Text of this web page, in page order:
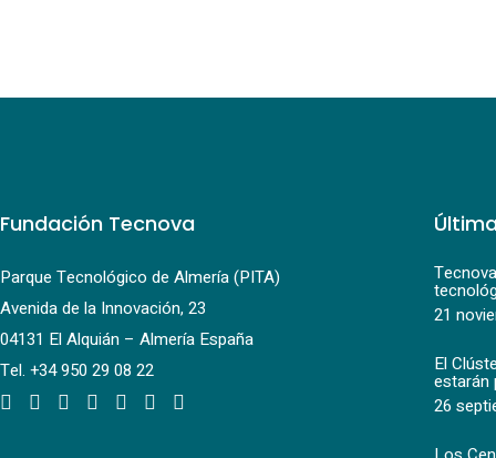
Fundación Tecnova
Parque Tecnológico de Almería (PITA)
Avenida de la Innovación, 23
04131 El Alquián – Almería España
Tel. +34 950 29 08 22
21
El
estarán
26